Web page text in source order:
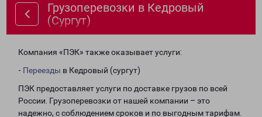
Грузоперевозки в Кедровый
(Сургут)
Компания «ПЭК» также оказывает услуги:
- Переезды в Кедровый (сургут)
ПЭК предоставляет услуги по доставке грузов по всей
России. Грузоперевозки от нашей компании – это
надежно, с соблюдением сроков и по выгодным тарифам.